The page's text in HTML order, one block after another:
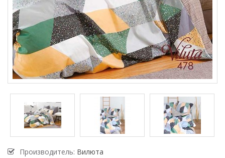
Производитель: Вилюта